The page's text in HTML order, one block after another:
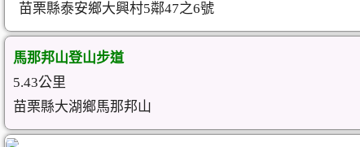
苗栗縣泰安鄉大興村5鄰47之6號
馬那邦山登山步道
5.43公里
苗栗縣大湖鄉馬那邦山